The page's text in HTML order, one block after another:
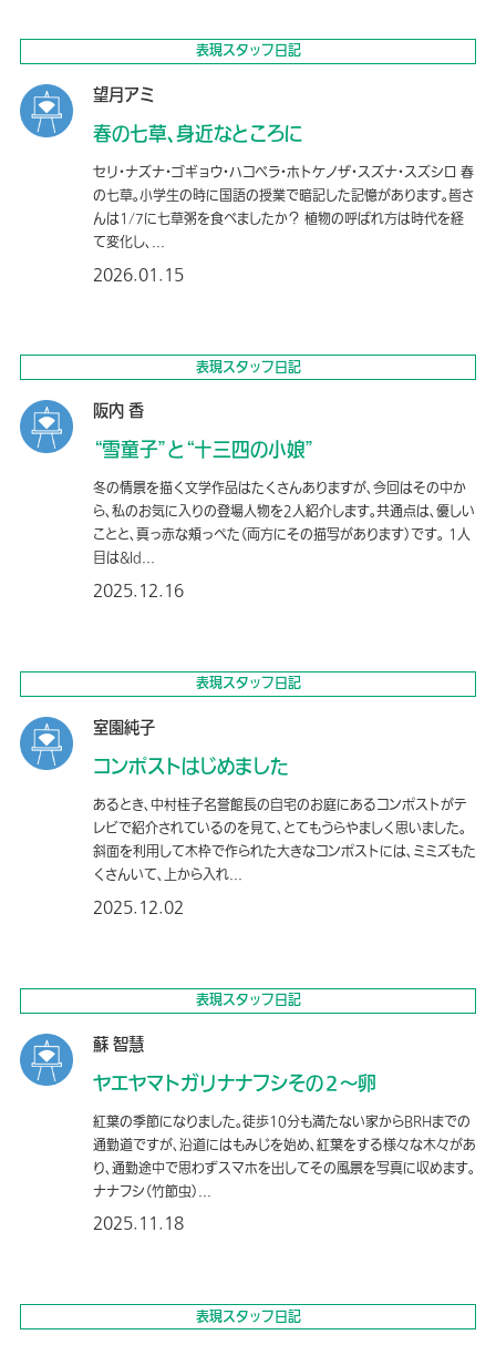
表現スタッフ日記
望月アミ
春の七草、身近なところに
セリ・ナズナ・ゴギョウ・ハコベラ・ホトケノザ・スズナ・スズシロ 春
の七草。小学生の時に国語の授業で暗記した記憶があります。皆さ
んは1/7に七草粥を食べましたか？ 植物の呼ばれ方は時代を経
て変化し、...
2026.01.15
表現スタッフ日記
阪内 香
“雪童子”と“十三四の小娘”
冬の情景を描く文学作品はたくさんありますが、今回はその中か
ら、私のお気に入りの登場人物を2人紹介します。共通点は、優しい
ことと、真っ赤な頬っぺた（両方にその描写があります）です。 1人
目は&ld...
2025.12.16
表現スタッフ日記
室園純子
コンポストはじめました
あるとき、中村桂子名誉館長の自宅のお庭にあるコンポストがテ
レビで紹介されているのを見て、とてもうらやましく思いました。
斜面を利用して木枠で作られた大きなコンポストには、ミミズもた
くさんいて、上から入れ...
2025.12.02
表現スタッフ日記
蘇 智慧
ヤエヤマトガリナナフシその２〜卵
紅葉の季節になりました。徒歩10分も満たない家からBRHまでの
通勤道ですが、沿道にはもみじを始め、紅葉をする様々な木々があ
り、通勤途中で思わずスマホを出してその風景を写真に収めます。
ナナフシ（竹節虫）...
2025.11.18
表現スタッフ日記